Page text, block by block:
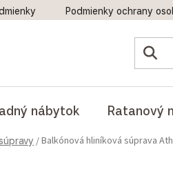
Podmienky ochrany
nábytok Ratanový
/Balkónová hliníková súprava